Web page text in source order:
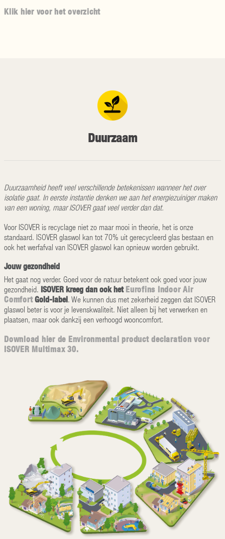
Klik hier voor het overzicht
Duurzaam
Duurzaamheid heeft veel verschillende betekenissen wanneer het over
isolatie gaat. In eerste instantie denken we aan het energiezuiniger maken
van een woning, maar ISOVER gaat veel verder dan dat.
Voor ISOVER is recyclage niet zo maar mooi in theorie, het is onze
standaard. ISOVER glaswol kan tot 70% uit gerecycleerd glas bestaan en
ook het werfafval van ISOVER glaswol kan opnieuw worden gebruikt.
Jouw gezondheid
Het gaat nog verder. Goed voor de natuur betekent ook goed voor jouw
gezondheid. ISOVER kreeg dan ook hetEurofins Indoor Air
ComfortGold-label. We kunnen dus met zekerheid zeggen dat ISOVER
glaswol beter is voor je levenskwaliteit. Niet alleen bij het verwerken en
plaatsen, maar ook dankzij een verhoogd wooncomfort.
Download hier de Environmental product declaration voor
ISOVER Multimax 30.